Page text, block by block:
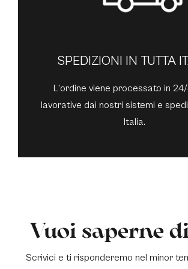
SPEDIZIONI IN TUTTA
L'ordine viene processato in
lavorative dai nostri sistemi e
Italia.
Vuoi saperne
Scrivici e ti risponderemo nel minor